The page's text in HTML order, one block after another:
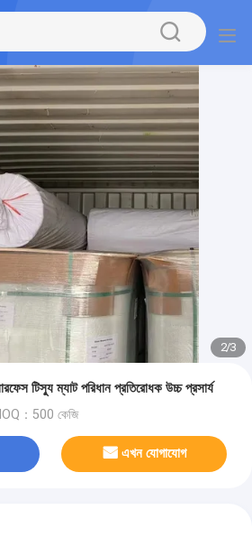
2/3
টিস্যু ম্যাট পরিধান প্রতিরোধক উচ্চ প্রসার্য
：500 কেজি
এখন যোগাযোগ